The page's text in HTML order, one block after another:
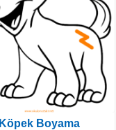
Köpek Boyama